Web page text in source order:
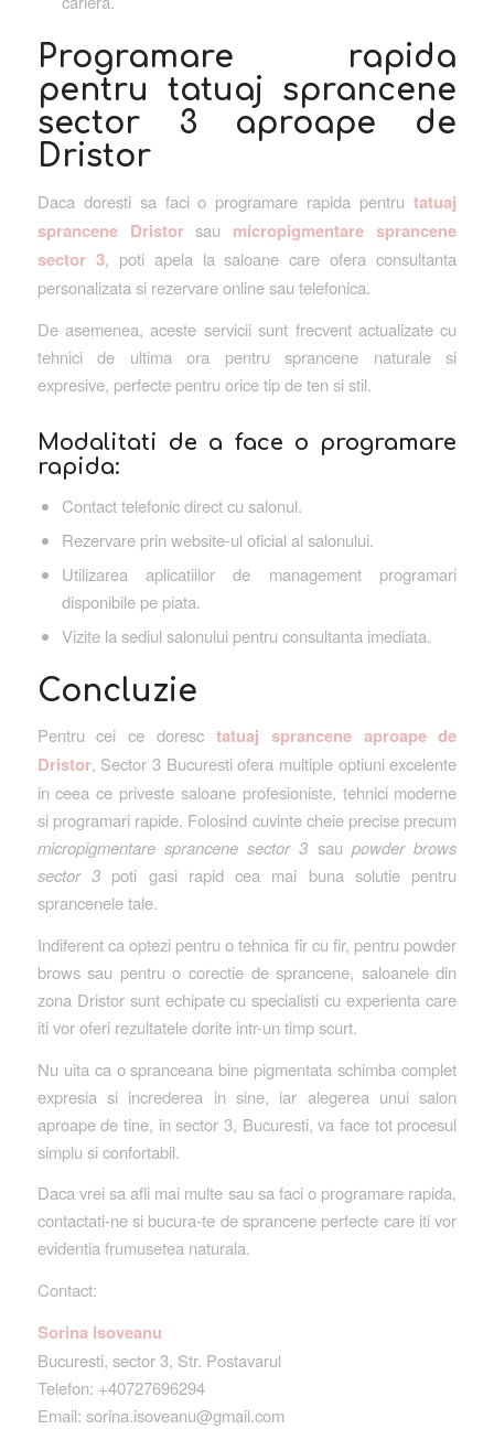
Programare rapida
pentru tatuaj sprancene
sector 3 aproape de
Dristor
Daca doresti sa faci o programare rapida pentrutatuaj
sprancene Dristorsau micropigmentare sprancene
sector 3, poti apela la saloane care ofera consultanta
personalizata si rezervare online sau telefonica.
De asemenea, aceste servicii sunt frecvent actualizate cu
tehnici de ultima ora pentru sprancene naturale si
expresive, perfecte pentru orice tip de ten si stil.
Modalitati de a face o programare
rapida:
Contact telefonic direct cu salonul.
Rezervare prin website-ul oficial al salonului.
Utilizarea aplicatiilor de management programari
disponibile pe piata.
Vizite la sediul salonului pentru consultanta imediata.
Concluzie
Pentru cei ce doresc tatuaj sprancene aproape de
Dristor, Sector 3 Bucuresti ofera multiple optiuni excelente
in ceea ce priveste saloane profesioniste, tehnici moderne
si programari rapide. Folosind cuvinte cheie precise precum
micropigmentare sprancene sector 3 saupowder brows
sector 3poti gasi rapid cea mai buna solutie pentru
sprancenele tale.
Indiferent ca optezi pentru o tehnica fir cu fir, pentru powder
brows sau pentru o corectie de sprancene, saloanele din
zona Dristor sunt echipate cu specialisti cu experienta care
iti vor oferi rezultatele dorite intr-un timp scurt.
Nu uita ca o spranceana bine pigmentata schimba complet
expresia si increderea in sine, iar alegerea unui salon
aproape de tine, in sector 3, Bucuresti, va face tot procesul
simplu si confortabil.
Daca vrei sa afli mai multe sau sa faci o programare rapida,
contactati-ne si bucura-te de sprancene perfecte care iti vor
evidentia frumusetea naturala.
Contact:
Sorina Isoveanu
Bucuresti, sector 3, Str. Postavarul
Telefon: +40727696294
Email: sorina.isoveanu@gmail.com